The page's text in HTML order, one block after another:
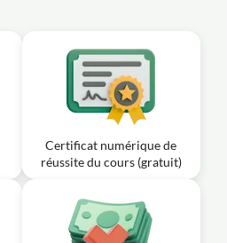
Certificat numérique de
réussite du cours (gratuit)